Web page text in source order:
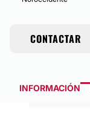
CONTACTAR
INFORMACIÓN